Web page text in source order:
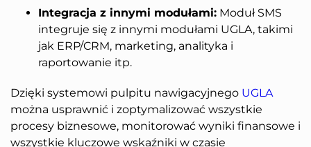
Integracja z innymi modułami: Moduł SMS
integruje się z innymi modułami UGLA, takimi
jak ERP/CRM, marketing, analityka i
raportowanie itp.
Dzięki systemowi pulpitu nawigacyjnego UGLA
można usprawnić i zoptymalizować wszystkie
procesy biznesowe, monitorować wyniki finansowe i
wszystkie kluczowe wskaźniki w czasie